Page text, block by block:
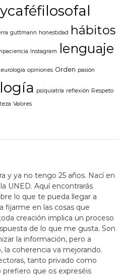
guttmann honestidad hábitos
Instagram lenguaje
opiniones Orden pasión
psiquiatría reflexión Respeto
Valores
y ya no tengo 25 años. Nací en
UNED. Aquí encontrarás
lo que te pueda llegar a
fijarme en las cosas que
creación implica un proceso
de lo que me gusta. Son
la información, pero a
coherencia va mejorando.
tanto privado como
prefiero que os expreséis